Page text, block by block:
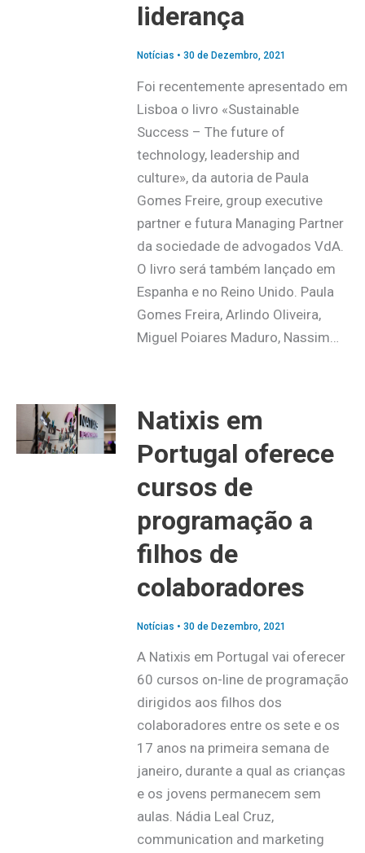
liderança
Notícias • 30 de Dezembro, 2021
Foi recentemente apresentado em
Lisboa o livro «Sustainable
Success – The future of
technology, leadership and
culture», da autoria de Paula
Gomes Freire, group executive
partner e futura Managing Partner
da sociedade de advogados VdA.
O livro será também lançado em
Espanha e no Reino Unido. Paula
Gomes Freira, Arlindo Oliveira,
Miguel Poiares Maduro, Nassim…
Natixis em
Portugal oferece
cursos de
programação a
filhos de
colaboradores
Notícias • 30 de Dezembro, 2021
A Natixis em Portugal vai oferecer
60 cursos on-line de programação
dirigidos aos filhos dos
colaboradores entre os sete e os
17 anos na primeira semana de
janeiro, durante a qual as crianças
e os jovens permanecem sem
aulas. Nádia Leal Cruz,
communication and marketing